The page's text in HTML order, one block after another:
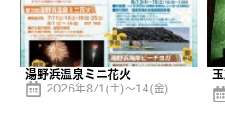
湯野浜温泉ミニ花火
2026年8/1(土)〜14(金)